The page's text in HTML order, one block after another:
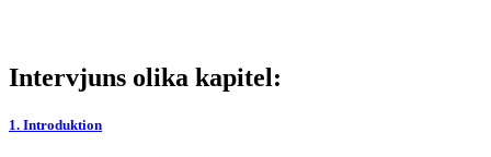
Intervjuns olika kapitel:
1. Introduktion